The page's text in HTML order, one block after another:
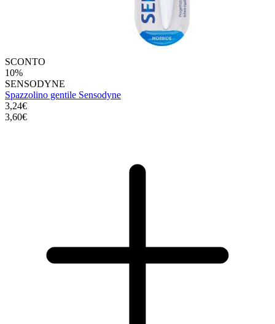
SCONTO
10%
SENSODYNE
Spazzolino gentile Sensodyne
3,24€
3,60€